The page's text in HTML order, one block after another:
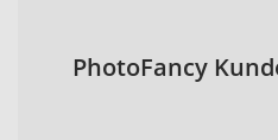
PhotoFancy